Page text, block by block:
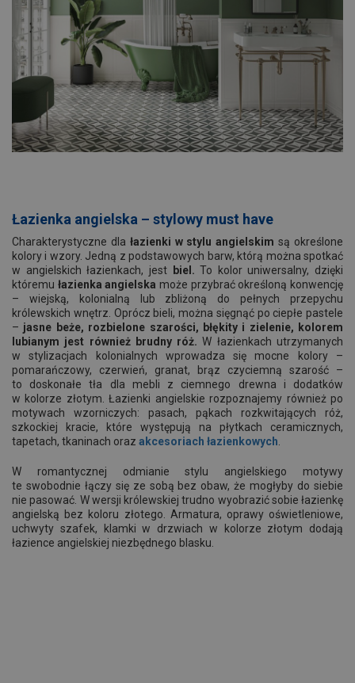
Łazienka angielska – stylowy must have
Charakterystyczne dla łazienki w stylu angielskim są określone
kolory i wzory. Jedną z podstawowych barw, którą można spotkać
w angielskich łazienkach, jest
biel. To kolor uniwersalny, dzięki
któremu łazienka angielska może przybrać określoną konwencję
– wiejską, kolonialną lub zbliżoną do pełnych przepychu
królewskich wnętrz. Oprócz bieli, można sięgnąć po ciepłe pastele
– jasne beże, rozbielone szarości, błękity i zielenie, kolorem
lubianym jest również brudny róż. W łazienkach utrzymanych
w stylizacjach kolonialnych wprowadza się mocne kolory –
pomarańczowy, czerwień, granat, brąz czyciemną szarość –
to doskonałe tła dla mebli z ciemnego drewna i dodatków
w kolorze złotym. Łazienki angielskie rozpoznajemy również po
motywach wzorniczych: pasach, pąkach rozkwitających róż,
szkockiej kracie, które występują na płytkach ceramicznych,
tapetach, tkaninach oraz akcesoriach łazienkowych.
W romantycznej odmianie stylu angielskiego motywy
te swobodnie łączy się ze sobą bez obaw, że mogłyby do siebie
nie pasować. W wersji królewskiej trudno wyobrazić sobie łazienkę
angielską bez koloru złotego. Armatura, oprawy oświetleniowe,
uchwyty szafek, klamki w drzwiach w kolorze złotym dodają
łazience angielskiej niezbędnego blasku.